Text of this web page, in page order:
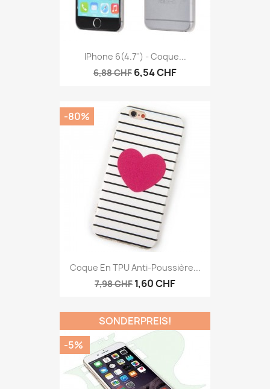
IPhone 6(4.7'') - Coque...
6,88 CHF 6,54 CHF
Coque En TPU Anti-Poussière...
7,98 CHF 1,60 CHF
-80%
SONDERPREIS!
-5%